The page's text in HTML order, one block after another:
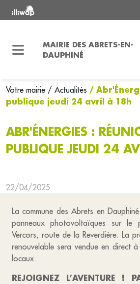
MAIRIE DES ABRETS-EN-
DAUPHINÉ
Votre mairie / Actualités /
publique jeudi 24 avril à 18h
ABR'ÉNERGIES :
PUBLIQUE JEUDI 24
22/04/2025
La commune des Abrets en
panneaux photovoltaïques sur le
Vercors, route de la Reverdière. La
renouvelable sera vendue en direct
locaux.
REJOIGNEZ L’AVENTURE !